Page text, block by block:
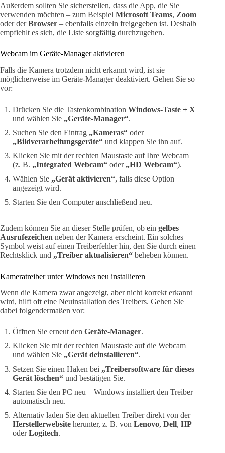
Außerdem sollten Sie sicherstellen, dass die App, die Sie
verwenden möchten – zum Beispiel Microsoft Teams, Zoom
oder derBrowser – ebenfalls einzeln freigegeben ist. Deshalb
empfiehlt es sich, die Liste sorgfältig durchzugehen.
Webcam im Geräte-Manager aktivieren
Falls die Kamera trotzdem nicht erkannt wird, ist sie
möglicherweise im Geräte-Manager deaktiviert. Gehen Sie so
vor:
Drücken Sie die Tastenkombination Windows-Taste + X
und wählen Sie „Geräte-Manager“.
Suchen Sie den Eintrag „Kameras“ oder
„Bildverarbeitungsgeräte“ und klappen Sie ihn auf.
Klicken Sie mit der rechten Maustaste auf Ihre Webcam
(z. B. „Integrated Webcam“ oder „HD Webcam“).
Wählen Sie „Gerät aktivieren“, falls diese Option
angezeigt wird.
Starten Sie den Computer anschließend neu.
Zudem können Sie an dieser Stelle prüfen, ob ein gelbes
Ausrufezeichen neben der Kamera erscheint. Ein solches
Symbol weist auf einen Treiberfehler hin, den Sie durch einen
Rechtsklick und „Treiber aktualisieren“ beheben können.
Kameratreiber unter Windows neu installieren
Wenn die Kamera zwar angezeigt, aber nicht korrekt erkannt
wird, hilft oft eine Neuinstallation des Treibers. Gehen Sie
dabei folgendermaßen vor:
Öffnen Sie erneut den Geräte-Manager.
Klicken Sie mit der rechten Maustaste auf die Webcam
und wählen Sie „Gerät deinstallieren“.
Setzen Sie einen Haken bei „Treibersoftware für dieses
Gerät löschen“ und bestätigen Sie.
Starten Sie den PC neu – Windows installiert den Treiber
automatisch neu.
Alternativ laden Sie den aktuellen Treiber direkt von der
Herstellerwebsite herunter, z. B. von Lenovo, Dell, HP
oderLogitech.